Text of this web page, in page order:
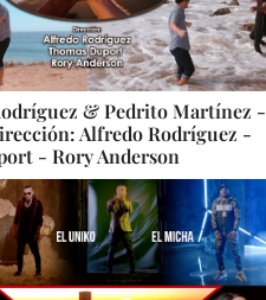
& Pedrito Martínez -
Alfredo Rodríguez -
- Rory Anderson